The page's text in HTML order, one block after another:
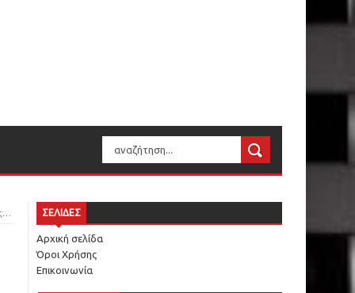
ΣΕΛΙΔΕΣ
Αρχική σελίδα
Όροι Χρήσης
Επικοινωνία